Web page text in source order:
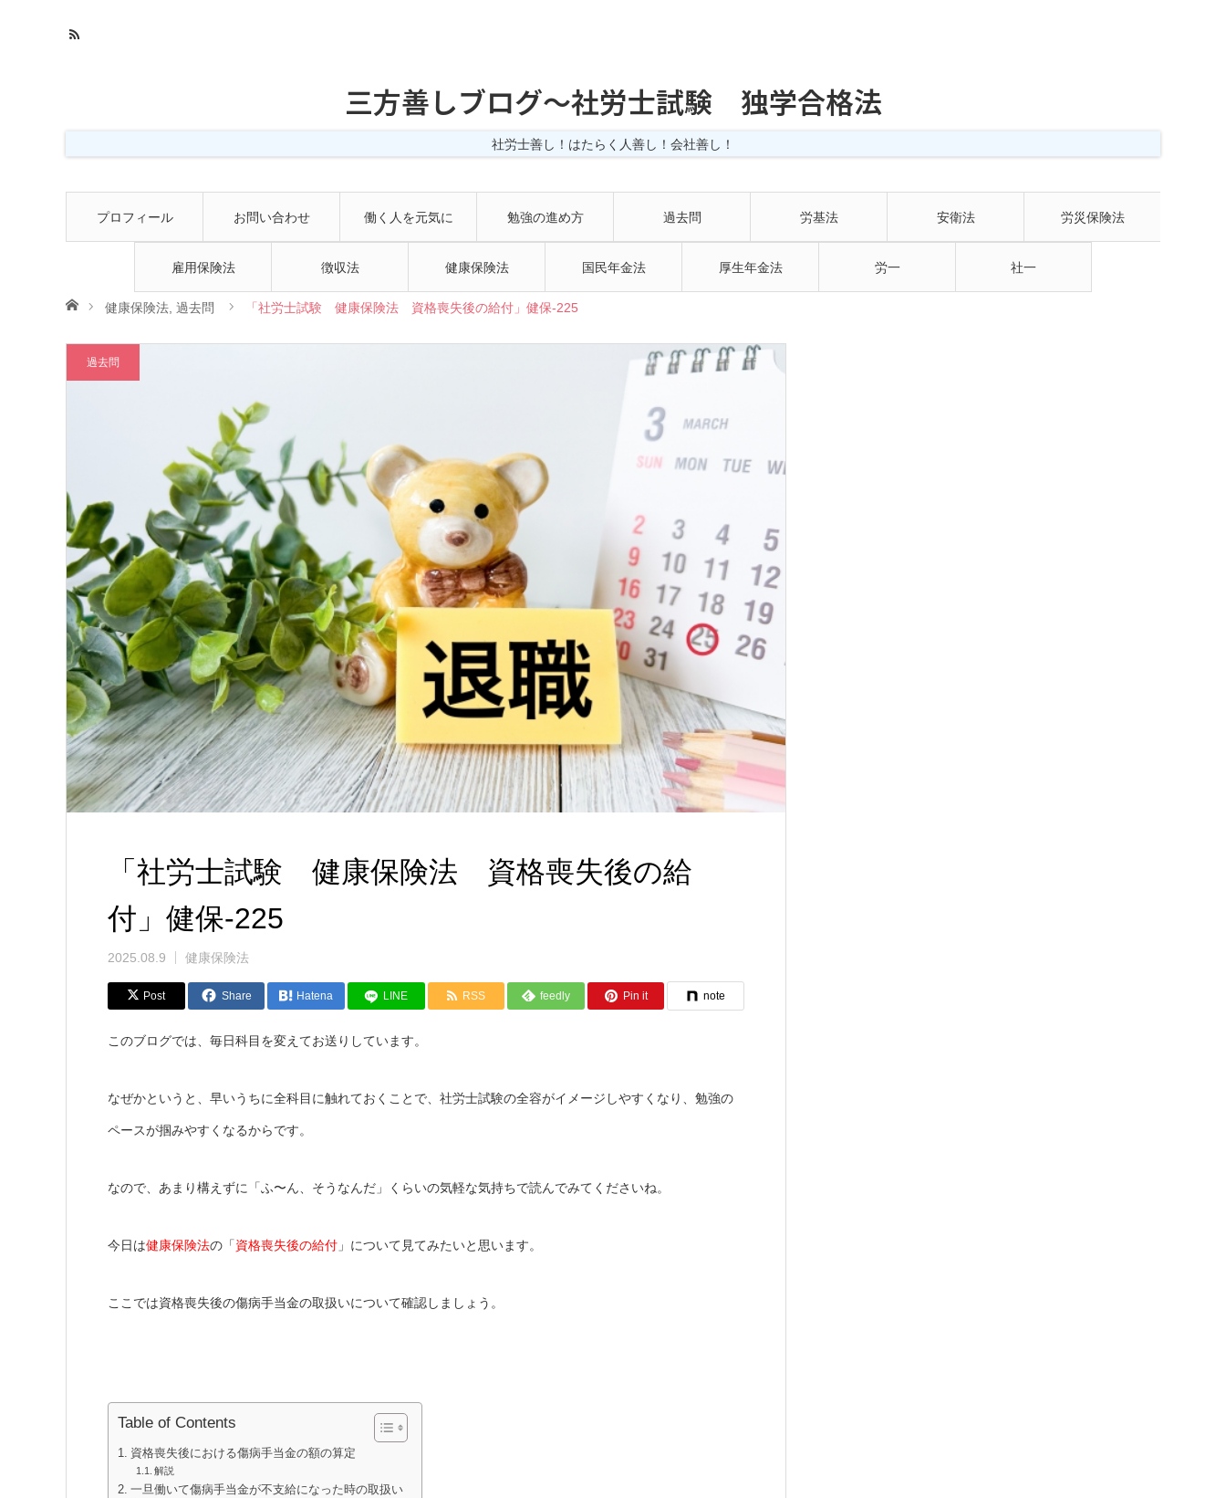
三方善しブログ〜社労士試験 独学合格法
社労士善し！はたらく人善し！会社善し！
プロフィール お問い合わせ 働く人を元気に 勉強の進め方 過去問 労基法 安衛法 労災保険法
雇用保険法 徴収法 健康保険法 国民年金法 厚生年金法 労一 社一
ホーム健康保険法 過去問 「社労士試験 健康保険法 資格喪失後の給付」健保-225
過去問
「社労士試験 健康保険法 資格喪失後の給
付」健保-225
2025.08.9 健康保険法
Post Share Hatena LINE RSS feedly Pin it note
このブログでは、毎日科目を変えてお送りしています。
なぜかというと、早いうちに全科目に触れておくことで、社労士試験の全容がイメージしやすくなり、勉強の
ペースが掴みやすくなるからです。
なので、あまり構えずに「ふ〜ん、そうなんだ」くらいの気軽な気持ちで読んでみてくださいね。
今日は健康保険法の「資格喪失後の給付 」について見てみたいと思います。
ここでは資格喪失後の傷病手当金の取扱いについて確認しましょう。
Table of Contents
資格喪失後における傷病手当金の額の算定
解説
一旦働いて傷病手当金が不支給になった時の取扱い